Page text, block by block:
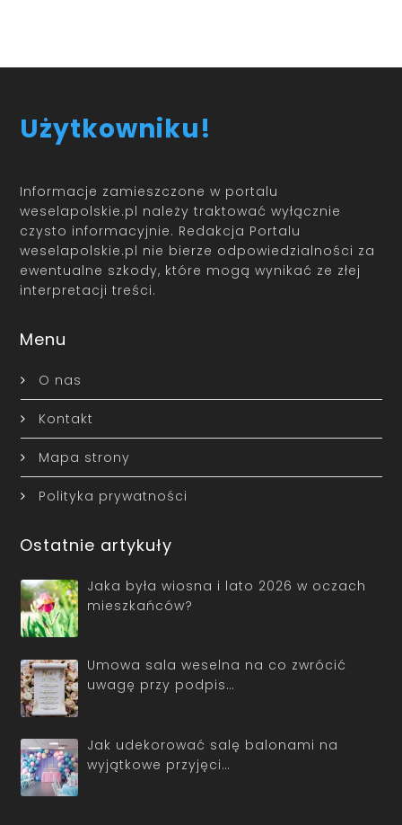
Użytkowniku!
Informacje zamieszczone w portalu
weselapolskie.pl należy traktować wyłącznie
czysto informacyjnie. Redakcja Portalu
weselapolskie.pl nie bierze odpowiedzialności za
ewentualne szkody, które mogą wynikać ze złej
interpretacji treści.
Menu
O nas
Kontakt
Mapa strony
Polityka prywatności
Ostatnie artykuły
Jaka była wiosna i lato 2026 w oczach
mieszkańców?
Umowa sala weselna na co zwrócić
uwagę przy podpis…
Jak udekorować salę balonami na
wyjątkowe przyjęci…